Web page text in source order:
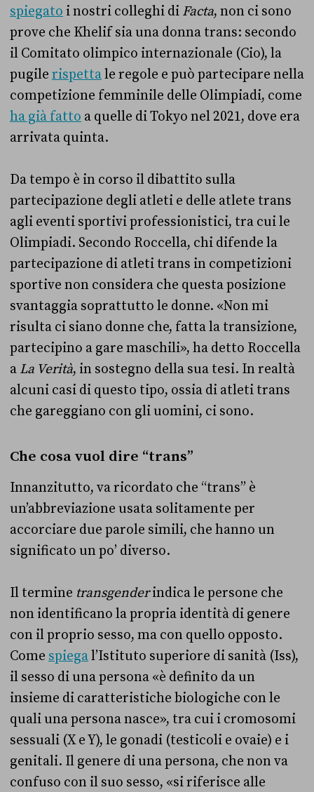
spiegato i nostri colleghi di Facta, non ci sono
prove che Khelif sia una donna trans: secondo
il Comitato olimpico internazionale (Cio), la
pugile rispettale regole e può partecipare nella
competizione femminile delle Olimpiadi, come
ha già fatto a quelle di Tokyo nel 2021, dove era
arrivata quinta.
Da tempo è in corso il dibattito sulla
partecipazione degli atleti e delle atlete trans
agli eventi sportivi professionistici, tra cui le
Olimpiadi. Secondo Roccella, chi difende la
partecipazione di atleti trans in competizioni
sportive non considera che questa posizione
svantaggia soprattutto le donne. «Non mi
risulta ci siano donne che, fatta la transizione,
partecipino a gare maschili», ha detto Roccella
a La Verità, in sostegno della sua tesi. In realtà
alcuni casi di questo tipo, ossia di atleti trans
che gareggiano con gli uomini, ci sono.
Che cosa vuol dire “trans”
Innanzitutto, va ricordato che “trans” è
un’abbreviazione usata solitamente per
accorciare due parole simili, che hanno un
significato un po’ diverso.
Il termine transgenderindica le persone che
non identificano la propria identità di genere
con il proprio sesso, ma con quello opposto.
Come spiegal’Istituto superiore di sanità (Iss),
il sesso di una persona «è definito da un
insieme di caratteristiche biologiche con le
quali una persona nasce», tra cui i cromosomi
sessuali (X e Y), le gonadi (testicoli e ovaie) e i
genitali. Il genere di una persona, che non va
confuso con il suo sesso, «si riferisce alle